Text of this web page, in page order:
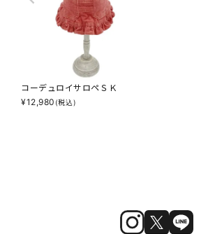
コーデュロイサロペＳＫ
¥12,980 (税込)